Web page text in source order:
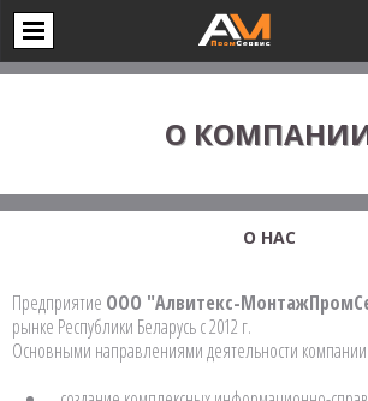
О
О НАС
Предприятие ООО "Алвитекс-
рынке Республики Беларусь с 2012 г.
Основными направлениями деятельности